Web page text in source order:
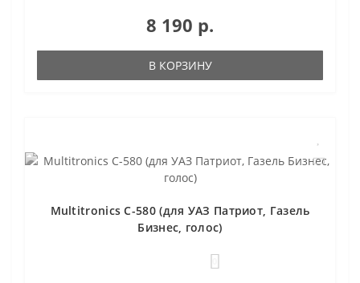
8 190 р.
В КОРЗИНУ
Multitronics C-580 (для УАЗ Патриот, Газель
Бизнес, голос)